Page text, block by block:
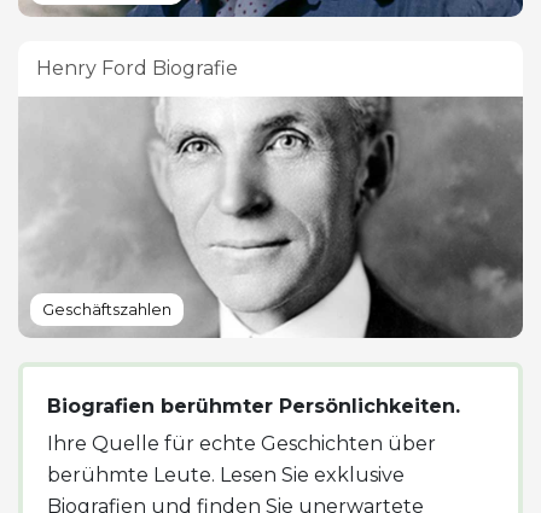
Henry Ford Biografie
Geschäftszahlen
Biografien berühmter Persönlichkeiten.
Ihre Quelle für echte Geschichten über
berühmte Leute. Lesen Sie exklusive
Biografien und finden Sie unerwartete